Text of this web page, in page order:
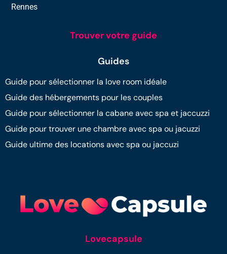
Rennes
Trouver votre guide
Guides
Guide pour sélectionner la love room idéale
Guide des hébergements pour les couples
Guide pour sélectionner la cabane avec spa et jaccuzzi
Guide pour trouver une chambre avec spa ou jacuzzi
Guide ultime des locations avec spa ou jaccuzi
Lovecapsule